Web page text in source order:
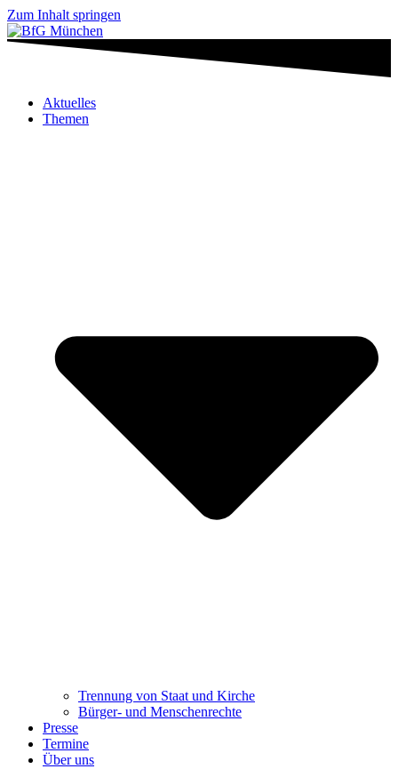
Zum Inhalt springen
Aktuelles
Themen
Trennung ​​​​​​​von Staat und Kirche
Bürger- und Menschenrechte
Presse
Termine
Über uns